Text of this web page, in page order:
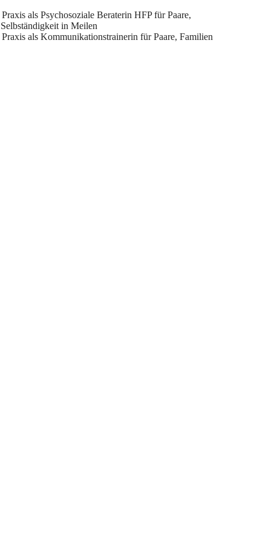
als Psychosoziale Beraterin HFP für Paare,
in Meilen
als Kommunikationstrainerin für Paare, Familien